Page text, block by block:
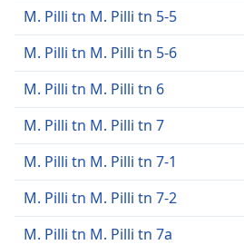
M. Pilli tn M. Pilli tn 5-5
M. Pilli tn M. Pilli tn 5-6
M. Pilli tn M. Pilli tn 6
M. Pilli tn M. Pilli tn 7
M. Pilli tn M. Pilli tn 7-1
M. Pilli tn M. Pilli tn 7-2
M. Pilli tn M. Pilli tn 7a